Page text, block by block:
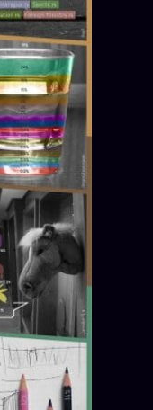
ÉQUIPE + AUTEURS